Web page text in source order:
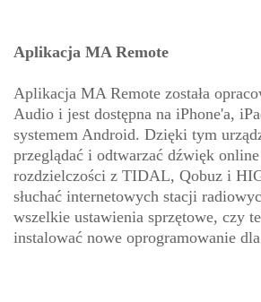
Aplikacja MA Remote
Aplikacja MA Remote została
Audio i jest dostępna na iPhone'a,
systemem Android. Dzięki tym
przeglądać i odtwarzać dźwięk
rozdzielczości z TIDAL, Qobuz i
słuchać internetowych stacji
wszelkie ustawienia sprzętowe, czy
instalować nowe oprogramowanie